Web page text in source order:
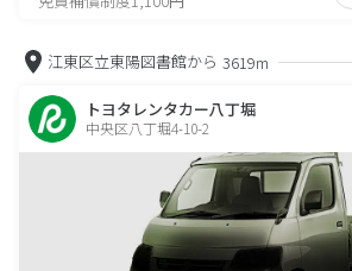
江東区立東陽図書館から 3619m
トヨタレンタカー八丁堀
中央区八丁堀4-10-2